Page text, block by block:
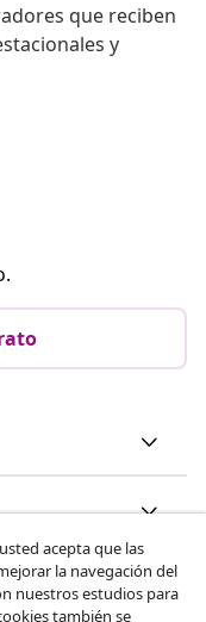
que reciben
y
acepta que las
la navegación del
nuestros estudios para
también se